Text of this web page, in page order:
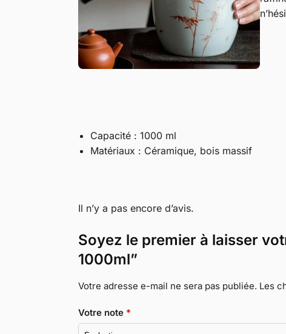
Capacité : 1000 ml
Matériaux : Céramique, bois massif
Il n’y a pas encore d’avis.
Soyez le premier à laisser
1000ml”
Votre adresse e-mail ne sera pas publiée. Les
Votre note *